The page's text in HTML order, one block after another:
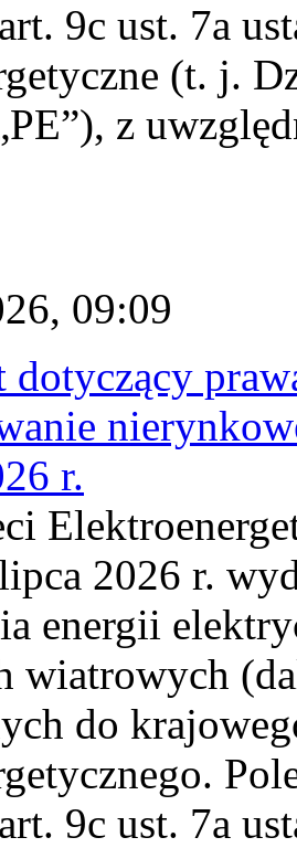
9c ust. 7a
(t. j.
z
09:09
r.
2026 r.
energii
wiatrowych
do
9c ust. 7a